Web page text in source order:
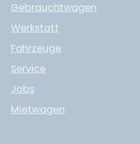
Gebrauchtwagen
Werkstatt
Fahrzeuge
Service
Jobs
Mietwagen